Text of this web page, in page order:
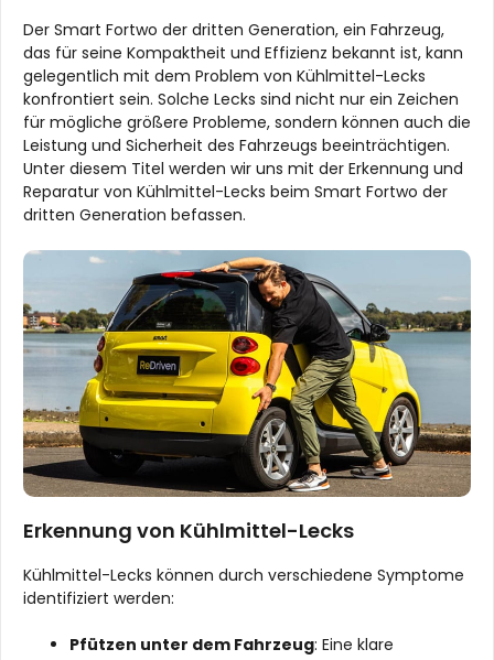
Der Smart Fortwo der dritten Generation, ein Fahrzeug,
das für seine Kompaktheit und Effizienz bekannt ist, kann
gelegentlich mit dem Problem von Kühlmittel-Lecks
konfrontiert sein. Solche Lecks sind nicht nur ein Zeichen
für mögliche größere Probleme, sondern können auch die
Leistung und Sicherheit des Fahrzeugs beeinträchtigen.
Unter diesem Titel werden wir uns mit der Erkennung und
Reparatur von Kühlmittel-Lecks beim Smart Fortwo der
dritten Generation befassen.
Erkennung von Kühlmittel-Lecks
Kühlmittel-Lecks können durch verschiedene Symptome
identifiziert werden:
Pfützen unter dem Fahrzeug: Eine klare